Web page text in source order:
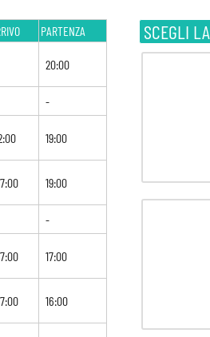
SCEGLI
PARTENZA
20:00
-
19:00
19:00
-
17:00
16:00